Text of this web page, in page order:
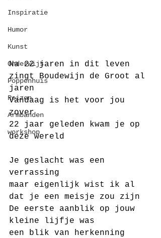
Inspiratie
Humor
Kunst
Onderwijs
Poppenhuis
Reizen
Armbanden
workshop
Na 22 jaren in dit leven
zingt Boudewijn de Groot al
jaren
Vandaag is het voor jou
zover
22 jaar geleden kwam je op
deze wereld
Je geslacht was een
verrassing
maar eigenlijk wist ik al
dat je een meisje zou zijn
De eerste aanblik op jouw
kleine lijfje was
een blik van herkenning